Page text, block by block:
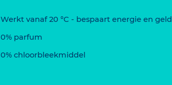
Werkt vanaf 20 °C - bespaart energie en geld
0% parfum
0% chloorbleekmiddel